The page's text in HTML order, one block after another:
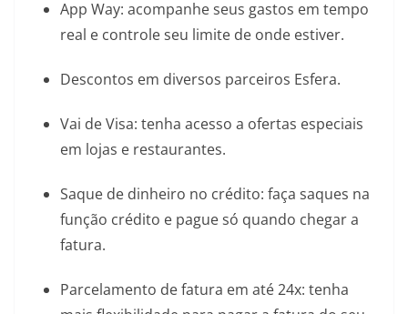
App Way: acompanhe seus gastos em tempo
real e controle seu limite de onde estiver.
Descontos em diversos parceiros Esfera.
Vai de Visa: tenha acesso a ofertas especiais
em lojas e restaurantes.
Saque de dinheiro no crédito: faça saques na
função crédito e pague só quando chegar a
fatura.
Parcelamento de fatura em até 24x: tenha